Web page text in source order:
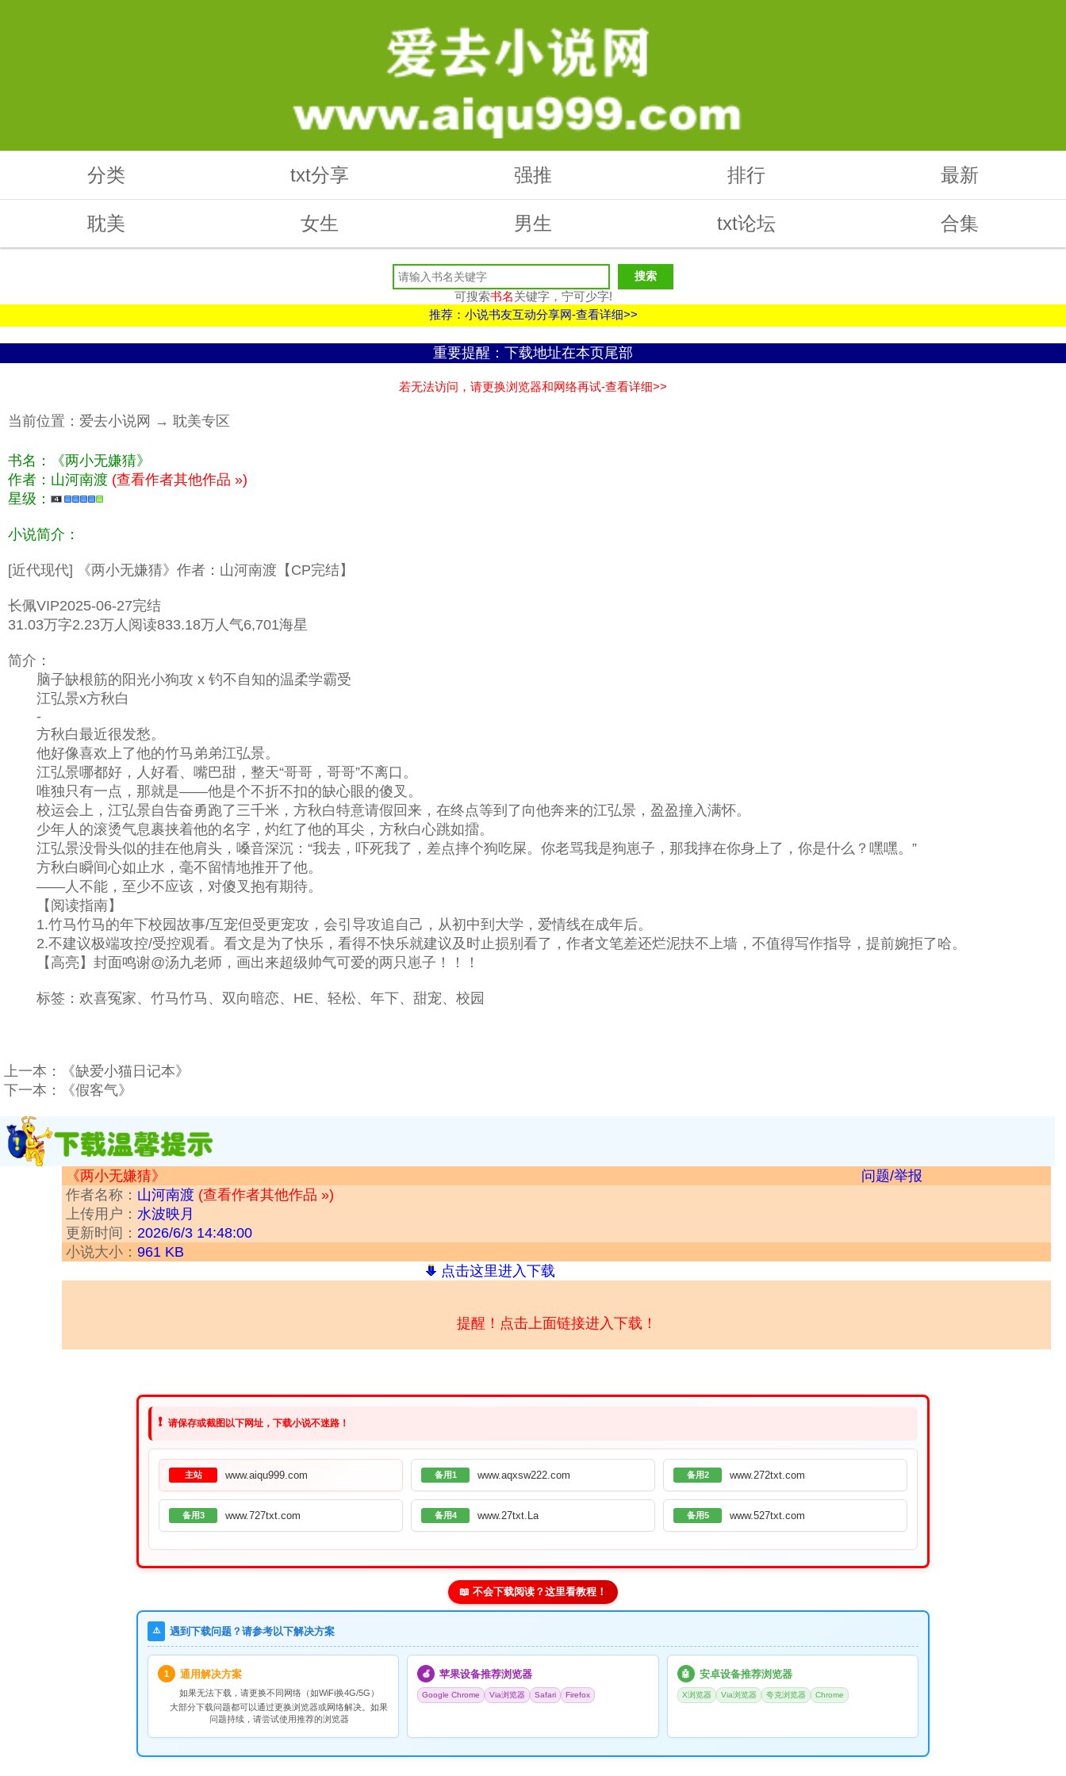
分类 txt分享 强推 排行 最新
耽美 女生 男生 txt论坛 合集
可搜索书名关键字，宁可少字!
推荐：小说书友互动分享网-查看详细>>
重要提醒：下载地址在本页尾部
若无法访问，请更换浏览器和网络再试-查看详细>>
当前位置： 爱去小说网 → 耽美专区
书名：《两小无嫌猜》
作者：山河南渡 (查看作者其他作品 »)
星级：
小说简介：
[近代现代] 《两小无嫌猜》作者：山河南渡【CP完结】
长佩VIP2025-06-27完结
31.03万字2.23万人阅读833.18万人气6,701海星
简介：
脑子缺根筋的阳光小狗攻 x 钓不自知的温柔学霸受
江弘景x方秋白
-
方秋白最近很发愁。
他好像喜欢上了他的竹马弟弟江弘景。
江弘景哪都好，人好看、嘴巴甜，整天“哥哥，哥哥”不离口。
唯独只有一点，那就是——他是个不折不扣的缺心眼的傻叉。
校运会上，江弘景自告奋勇跑了三千米，方秋白特意请假回来，在终点等到了向他奔来的江弘景，盈盈撞入满怀。
少年人的滚烫气息裹挟着他的名字，灼红了他的耳尖，方秋白心跳如擂。
江弘景没骨头似的挂在他肩头，嗓音深沉：“我去，吓死我了，差点摔个狗吃屎。你老骂我是狗崽子，那我摔在你身上了，你是什么？嘿嘿。”
方秋白瞬间心如止水，毫不留情地推开了他。
——人不能，至少不应该，对傻叉抱有期待。
【阅读指南】
1.竹马竹马的年下校园故事/互宠但受更宠攻，会引导攻追自己，从初中到大学，爱情线在成年后。
2.不建议极端攻控/受控观看。看文是为了快乐，看得不快乐就建议及时止损别看了，作者文笔差还烂泥扶不上墙，不值得写作指导，提前婉拒了哈。
【高亮】封面鸣谢@汤九老师，画出来超级帅气可爱的两只崽子！！！
标签：欢喜冤家、竹马竹马、双向暗恋、HE、轻松、年下、甜宠、校园
上一本：
《缺爱小猫日记本》
下一本：
《假客气》
《两小无嫌猜》
问题/举报
作者名称： 山河南渡 (查看作者其他作品 »)
上传用户： 水波映月
更新时间： 2026/6/3 14:48:00
小说大小： 961 KB
点击这里进入下载
提醒！点击上面链接进入下载！
❗ 请保存或截图以下网址，下载小说不迷路！
主站 www.aiqu999.com 备用1 www.aqxsw222.com 备用2 www.272txt.com
备用3 www.727txt.com 备用4 www.27txt.La 备用5 www.527txt.com
📖 不会下载阅读？这里看教程！
⚠️ 遇到下载问题？请参考以下解决方案
1 通用解决方案
如果无法下载，请更换不同网络（如WiFi换4G/5G）
大部分下载问题都可以通过更换浏览器或网络解决。如果
问题持续，请尝试使用推荐的浏览器
🍎 苹果设备推荐浏览器
Google Chrome Via浏览器 Safari Firefox
🤖 安卓设备推荐浏览器
X浏览器 Via浏览器 夸克浏览器 Chrome